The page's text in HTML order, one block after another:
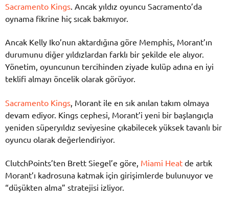
Sacramento Kings. Ancak yıldız oyuncu Sacramento’da
oynama fikrine hiç sıcak bakmıyor.
Ancak Kelly Iko’nun aktardığına göre Memphis, Morant’ın
durumunu diğer yıldızlardan farklı bir şekilde ele alıyor.
Yönetim, oyuncunun tercihinden ziyade kulüp adına en iyi
teklifi almayı öncelik olarak görüyor.
Sacramento Kings , Morant ile en sık anılan takım olmaya
devam ediyor. Kings cephesi, Morant’i yeni bir başlangıçla
yeniden süperyıldız seviyesine çıkabilecek yüksek tavanlı bir
oyuncu olarak değerlendiriyor.
ClutchPoints’ten Brett Siegel’e göre, Miami Heat de artık
Morant’ı kadrosuna katmak için girişimlerde bulunuyor ve
“düşükten alma” stratejisi izliyor.